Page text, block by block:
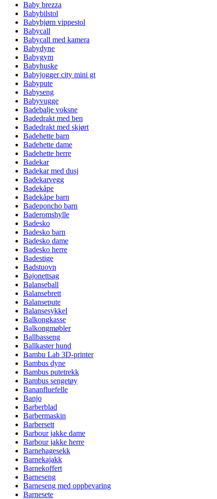
Baby brezza
Babybilstol
Babybjørn vippestol
Babycall
Babycall med kamera
Babydyne
Babygym
Babyhuske
Babyjogger city mini gt
Babypute
Babyseng
Babyvugge
Badebalje voksne
Badedrakt med ben
Badedrakt med skjørt
Badehette barn
Badehette dame
Badehette herre
Badekar
Badekar med dusj
Badekarvegg
Badekåpe
Badekåpe barn
Badeponcho barn
Baderomshylle
Badesko
Badesko barn
Badesko dame
Badesko herre
Badestige
Badstuovn
Bajonettsag
Balanseball
Balansebrett
Balansepute
Balansesykkel
Balkongkasse
Balkongmøbler
Ballbasseng
Ballkaster hund
Bambu Lab 3D-printer
Bambus dyne
Bambus putetrekk
Bambus sengetøy
Bananfluefelle
Banjo
Barberblad
Barbermaskin
Barbersett
Barbour jakke dame
Barbour jakke herre
Barnehagesekk
Barnekajakk
Barnekoffert
Barneseng
Barneseng med oppbevaring
Barnesete